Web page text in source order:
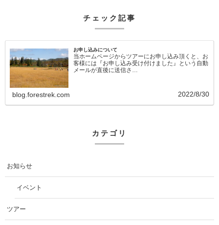
チェック記事
お申し込みについて
当ホームページからツアーにお申し込み頂くと、お
客様には『お申し込み受け付けました』という自動
メールが直後に送信さ…
blog.forestrek.com 2022/8/30
カテゴリ
お知らせ
イベント
ツアー